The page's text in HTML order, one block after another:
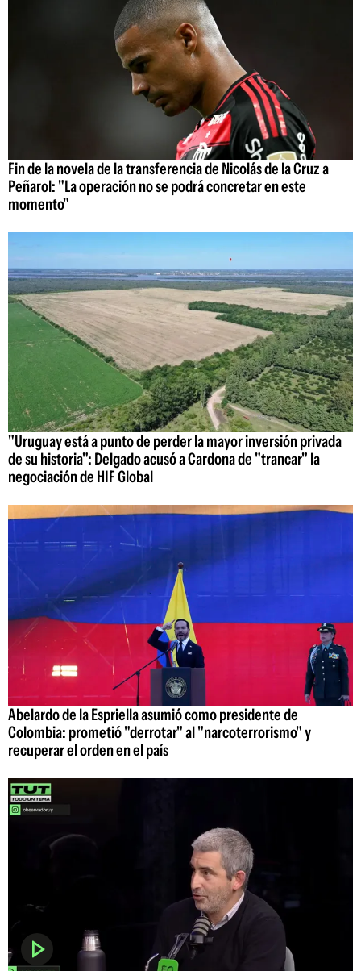
Fin de la novela de la transferencia de Nicolás de la Cruz a
Peñarol: "La operación no se podrá concretar en este
momento"
"Uruguay está a punto de perder la mayor inversión privada
de su historia": Delgado acusó a Cardona de "trancar" la
negociación de HIF Global
Abelardo de la Espriella asumió como presidente de
Colombia: prometió "derrotar" al "narcoterrorismo" y
recuperar el orden en el país